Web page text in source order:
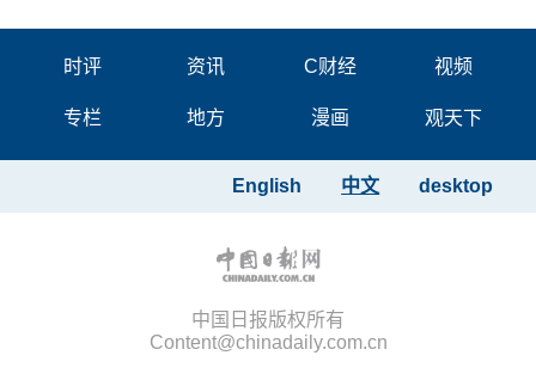
时评 资讯 C财经 视频
专栏 地方 漫画 观天下
desktop
中文
English
中国日报版权所有
Content@chinadaily.com.cn